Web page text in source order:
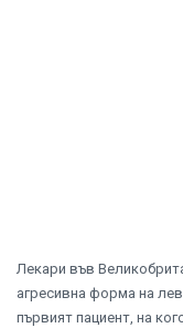
Лекари във
агресивна форма на
първият пациент, на